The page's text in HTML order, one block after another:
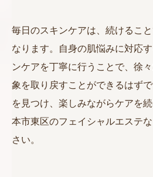
毎日のスキンケアは、続けるこ
なります。自身の肌悩みに対応
ンケアを丁寧に行うことで、徐
象を取り戻すことができるはず
を見つけ、楽しみながらケアを
本市東区のフェイシャルエステ
さい。